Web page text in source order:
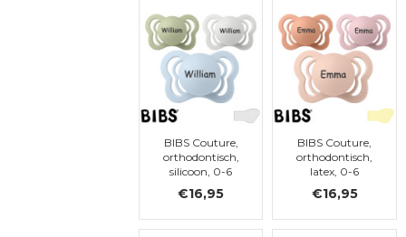
BIBS Couture,
orthodontisch,
silicoon, 0-6
1)
€16,95
BIBS Couture,
orthodontisch,
latex, 0-6
1)
€16,95